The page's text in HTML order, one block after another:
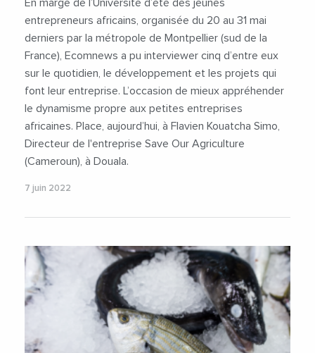
En marge de l’Université d’été des jeunes
entrepreneurs africains, organisée du 20 au 31 mai
derniers par la métropole de Montpellier (sud de la
France), Ecomnews a pu interviewer cinq d’entre eux
sur le quotidien, le développement et les projets qui
font leur entreprise. L’occasion de mieux appréhender
le dynamisme propre aux petites entreprises
africaines. Place, aujourd’hui, à Flavien Kouatcha Simo,
Directeur de l'entreprise Save Our Agriculture
(Cameroun), à Douala.
7 juin 2022